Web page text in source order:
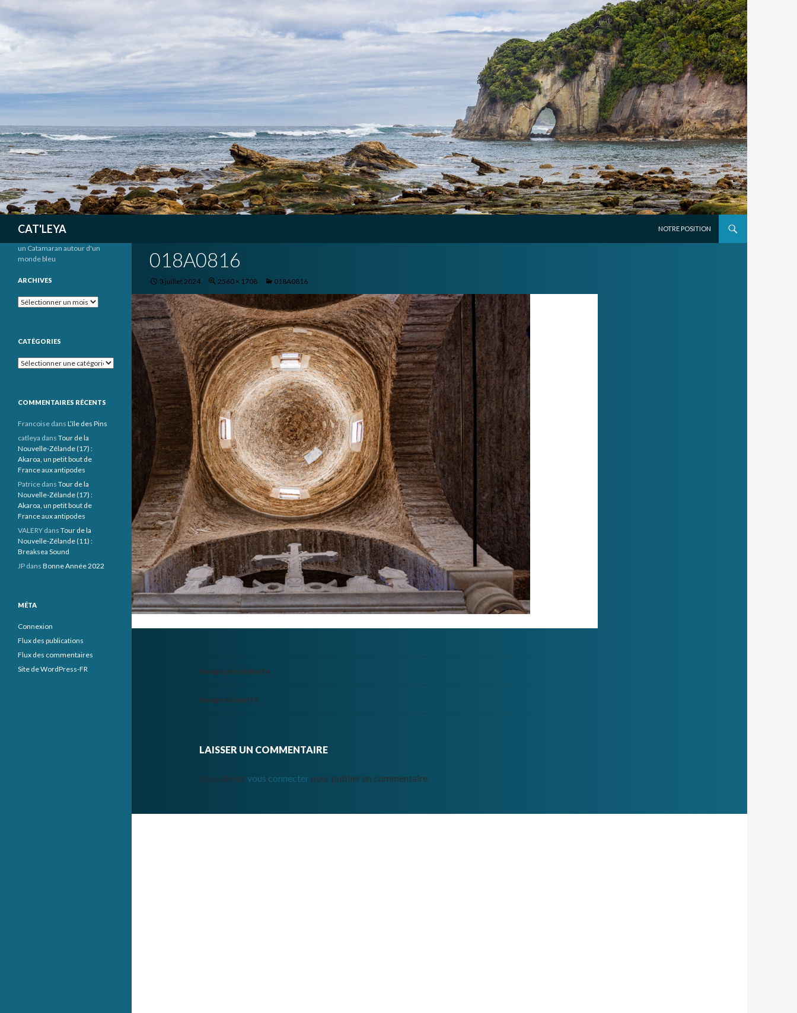
CAT'LEYA
NOTRE POSITION
018A0816
3 juillet 2024 2560 × 1708 018A0816
Image précédente
Image suivante
LAISSER UN COMMENTAIRE
Vous devez vous connecter pour publier un commentaire.
un Catamaran autour d'un
monde bleu
ARCHIVES
Archives
CATÉGORIES
Catégories
COMMENTAIRES RÉCENTS
Francoise dans L’île des Pins
catleya dans Tour de la
Nouvelle-Zélande (17) :
Akaroa, un petit bout de
France aux antipodes
Patrice dans Tour de la
Nouvelle-Zélande (17) :
Akaroa, un petit bout de
France aux antipodes
VALERY dans Tour de la
Nouvelle-Zélande (11) :
Breaksea Sound
JP dans Bonne Année 2022
MÉTA
Connexion
Flux des publications
Flux des commentaires
Site de WordPress-FR